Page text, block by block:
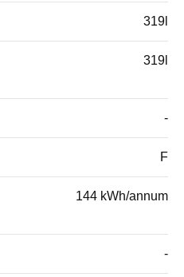
319l
319l
-
F
144 kWh/annum
-